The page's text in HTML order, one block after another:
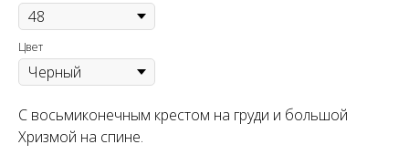
Цвет
С восьмиконечным крестом на груди и большой
Хризмой на спине.